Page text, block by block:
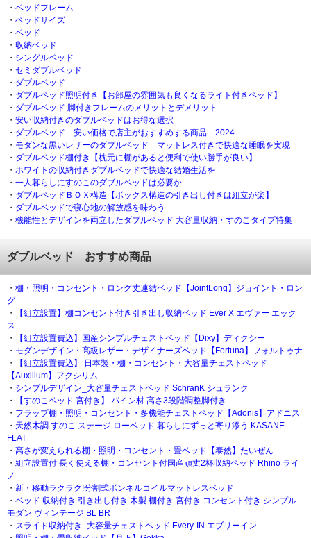
・ ベッドフレーム
・ ベッドサイズ
・ ベッド
・ 収納ベッド
・ シングルベッド
・ セミダブルベッド
・ ダブルベッド
・ ダブルベッド照明付き【お部屋の雰囲気も良くなるライト付きベッド】
・ ダブルベッド 脚付きフレームのメリットとデメリット
・ 安い収納付きのダブルベッドはお得な選択
・ ダブルベッド 安い価格で店主がおすすめする商品 2024
・ モダンな黒いレザーのダブルベッド マットレス付きで快適な睡眠を実現
・ ダブルベッド棚付き【枕元に棚があると便利で使い勝手が良い】
・ ホワイトの収納付きダブルベッドで快適な結婚生活を
・ 一人暮らしにすのこのダブルベッドは必要か
・ ダブルベッドＢＯＸ構造【ボックス構造の引き出し付きは組立が楽】
・ ダブルベッドで寝心地の解放感を味わう
・ 機能性とデザインを両立したダブルベッド 大容量収納・すのこタイプ特集
ダブルベッド おすすめ商品
・ 棚・照明・コンセント・ロング丈連結ベッド【JointLong】ジョイント・ロン
グ
・
【組立設置】棚コンセント付き引き出し収納ベッド Ever X エヴァー エック
ス
・
【組立設置費込】国産シンプルチェストベッド【Dixy】ディクシー
・ モダンデザイン・高級レザー・デザイナーズベッド【Fortuna】フォルトゥナ
・
【組立設置費込】 日本製・棚・コンセント・大容量チェストベッド
【Auxilium】アクシリム
・ シンプルデザイン_大容量チェストベッド SchranK シュランク
・
【すのこベッド 宮付き】 パイン材 高さ3段階調整脚付き
・ フラップ棚・照明・コンセント・多機能チェストベッド【Adonis】アドニス
・ 天然木調 すのこ ステージ ローベッド 暮らしにずっと寄り添う KASANE
FLAT
・ 高さが変えられる棚・照明・コンセント・畳ベッド【泰然】たいぜん
・ 組立設置付 長く使える棚・コンセント付国産頑丈2杯収納ベッド Rhino ライ
ノ
・ 新・移動ラクラク!分割式ボンネルコイルマットレスベッド
・ ベッド 収納付き 引き出し付き 木製 棚付き 宮付き コンセント付き シンプル
モダン ヴィンテージ BL BR
・ スライド収納付き_大容量チェストベッド Every-IN エブリーイン